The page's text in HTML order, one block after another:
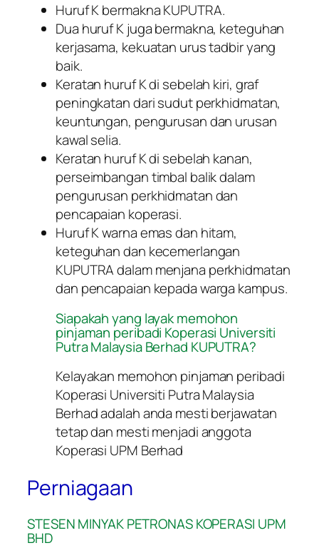
Huruf K bermakna KUPUTRA.
Dua huruf K juga bermakna, keteguhan
kerjasama, kekuatan urus tadbir yang
baik.
Keratan huruf K di sebelah kiri, graf
peningkatan dari sudut perkhidmatan,
keuntungan, pengurusan dan urusan
kawal selia.
Keratan huruf K di sebelah kanan,
perseimbangan timbal balik dalam
pengurusan perkhidmatan dan
pencapaian koperasi.
Huruf K warna emas dan hitam,
keteguhan dan kecemerlangan
KUPUTRA dalam menjana perkhidmatan
dan pencapaian kepada warga kampus.
Siapakah yang layak memohon
pinjaman peribadi Koperasi Universiti
Putra Malaysia Berhad KUPUTRA?
Kelayakan memohon pinjaman peribadi
Koperasi Universiti Putra Malaysia
Berhad adalah anda mesti berjawatan
tetap dan mesti menjadi anggota
Koperasi UPM Berhad
Perniagaan
STESEN MINYAK PETRONAS KOPERASI UPM
BHD